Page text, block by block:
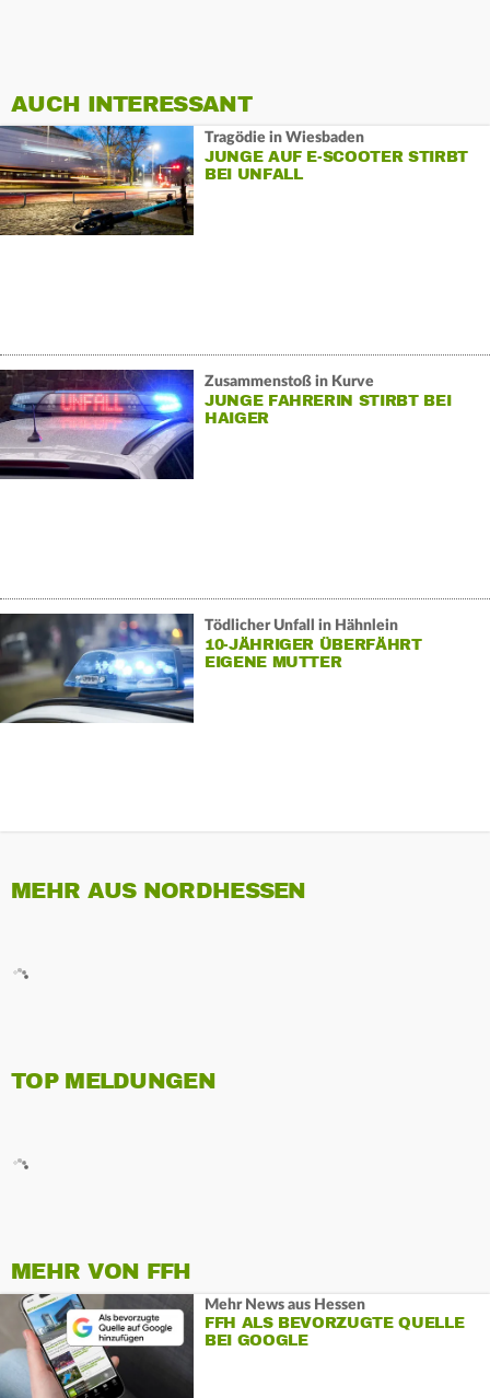
AUCH INTERESSANT
Tragödie in Wiesbaden
JUNGE AUF E-SCOOTER STIRBT
BEI UNFALL
Zusammenstoß in Kurve
JUNGE FAHRERIN STIRBT BEI
HAIGER
Tödlicher Unfall in Hähnlein
10-JÄHRIGER ÜBERFÄHRT
EIGENE MUTTER
MEHR AUS NORDHESSEN
TOP MELDUNGEN
MEHR VON FFH
Mehr News aus Hessen
FFH ALS BEVORZUGTE QUELLE
BEI GOOGLE